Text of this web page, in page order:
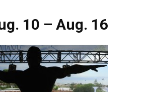
10 – Aug. 16